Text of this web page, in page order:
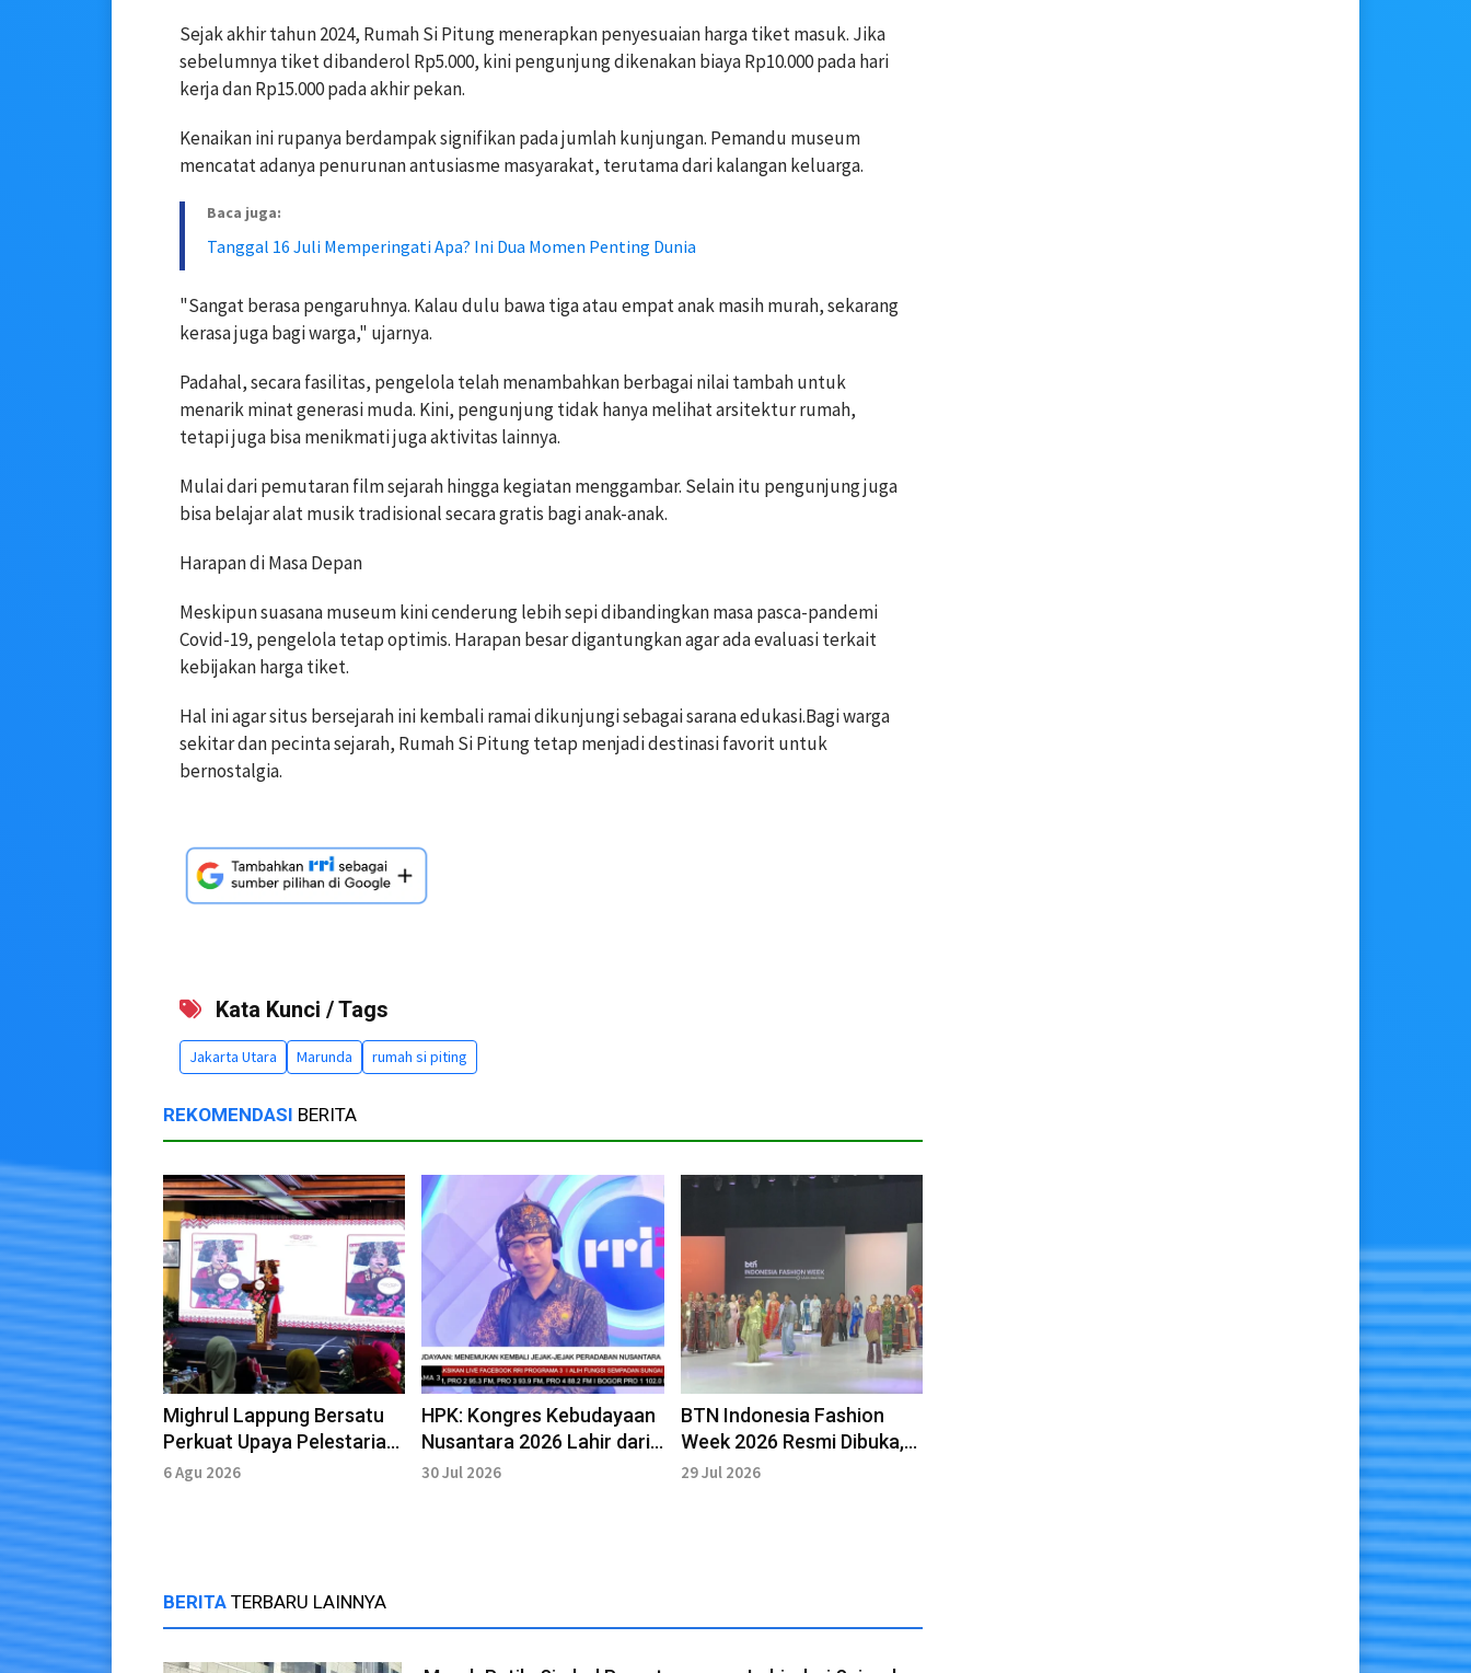
Sejak akhir tahun 2024, Rumah Si Pitung menerapkan penyesuaian harga tiket masuk. Jika
sebelumnya tiket dibanderol Rp5.000, kini pengunjung dikenakan biaya Rp10.000 pada hari
kerja dan Rp15.000 pada akhir pekan.
Kenaikan ini rupanya berdampak signifikan pada jumlah kunjungan. Pemandu museum
mencatat adanya penurunan antusiasme masyarakat, terutama dari kalangan keluarga.
Baca juga:
Tanggal 16 Juli Memperingati Apa? Ini Dua Momen Penting Dunia
"Sangat berasa pengaruhnya. Kalau dulu bawa tiga atau empat anak masih murah, sekarang
kerasa juga bagi warga," ujarnya.
Padahal, secara fasilitas, pengelola telah menambahkan berbagai nilai tambah untuk
menarik minat generasi muda. Kini, pengunjung tidak hanya melihat arsitektur rumah,
tetapi juga bisa menikmati juga aktivitas lainnya.
Mulai dari pemutaran film sejarah hingga kegiatan menggambar. Selain itu pengunjung juga
bisa belajar alat musik tradisional secara gratis bagi anak-anak.
Harapan di Masa Depan
Meskipun suasana museum kini cenderung lebih sepi dibandingkan masa pasca-pandemi
Covid-19, pengelola tetap optimis. Harapan besar digantungkan agar ada evaluasi terkait
kebijakan harga tiket.
Hal ini agar situs bersejarah ini kembali ramai dikunjungi sebagai sarana edukasi.Bagi warga
sekitar dan pecinta sejarah, Rumah Si Pitung tetap menjadi destinasi favorit untuk
bernostalgia.
Kata Kunci / Tags
Jakarta Utara Marunda rumah si piting
REKOMENDASI BERITA
Mighrul Lappung Bersatu
Perkuat Upaya Pelestarian
Bahasa Lampung
6 Agu 2026
HPK: Kongres Kebudayaan
Nusantara 2026 Lahir dari
Aspirasi Pelaku Budaya
30 Jul 2026
BTN Indonesia Fashion
Week 2026 Resmi Dibuka,
Ulos Jadi Inspirasi Utama
29 Jul 2026
BERITA TERBARU LAINNYA